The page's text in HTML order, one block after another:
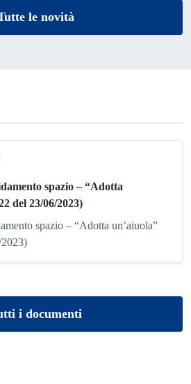
le novità
spazio – “Adotta
del 23/06/2023)
spazio – “Adotta un’aiuola”
i documenti